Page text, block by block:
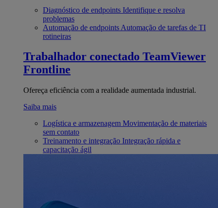
Diagnóstico de endpoints Identifique e resolva
problemas
Automação de endpoints Automação de tarefas de TI
rotineiras
Trabalhador conectado TeamViewer
Frontline
Ofereça eficiência com a realidade aumentada industrial.
Saiba mais
Logística e armazenagem Movimentação de materiais
sem contato
Treinamento e integração Integração rápida e
capacitação ágil